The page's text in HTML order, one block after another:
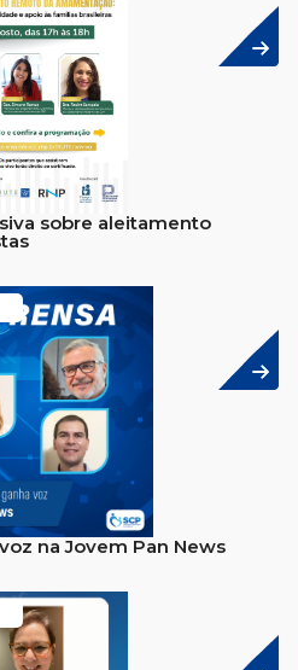
sobre aleitamento
na Jovem Pan News